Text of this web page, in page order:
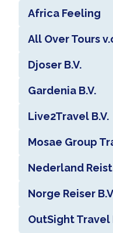
Africa Feeling
All Over Tours
Djoser B.V.
Gardenia B.V.
Live2Travel B.V.
Mosae Group
Nederland
Norge Reiser
OutSight Travel